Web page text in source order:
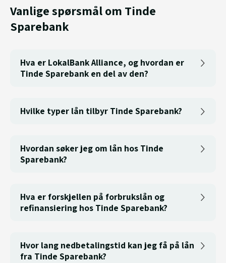
Vanlige spørsmål om Tinde
Sparebank
Hva er LokalBank Alliance, og hvordan er
Tinde Sparebank en del av den?
Hvilke typer lån tilbyr Tinde Sparebank?
Hvordan søker jeg om lån hos Tinde
Sparebank?
Hva er forskjellen på forbrukslån og
refinansiering hos Tinde Sparebank?
Hvor lang nedbetalingstid kan jeg få på lån
fra Tinde Sparebank?